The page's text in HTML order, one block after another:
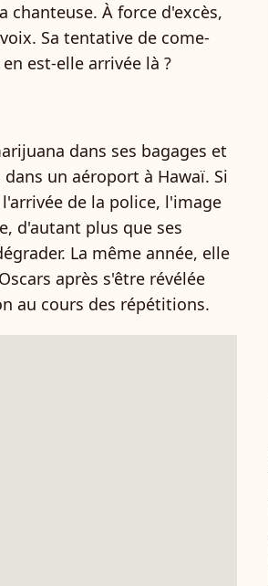
chanteuse. À force d'excès,
Sa tentative de come-
est-elle arrivée là ?
dans ses bagages et
un aéroport à Hawaï. Si
de la police, l'image
d'autant plus que ses
La même année, elle
après s'être révélée
au cours des répétitions.